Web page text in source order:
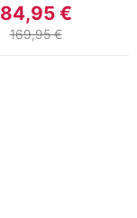
84,95 €
169,95 €